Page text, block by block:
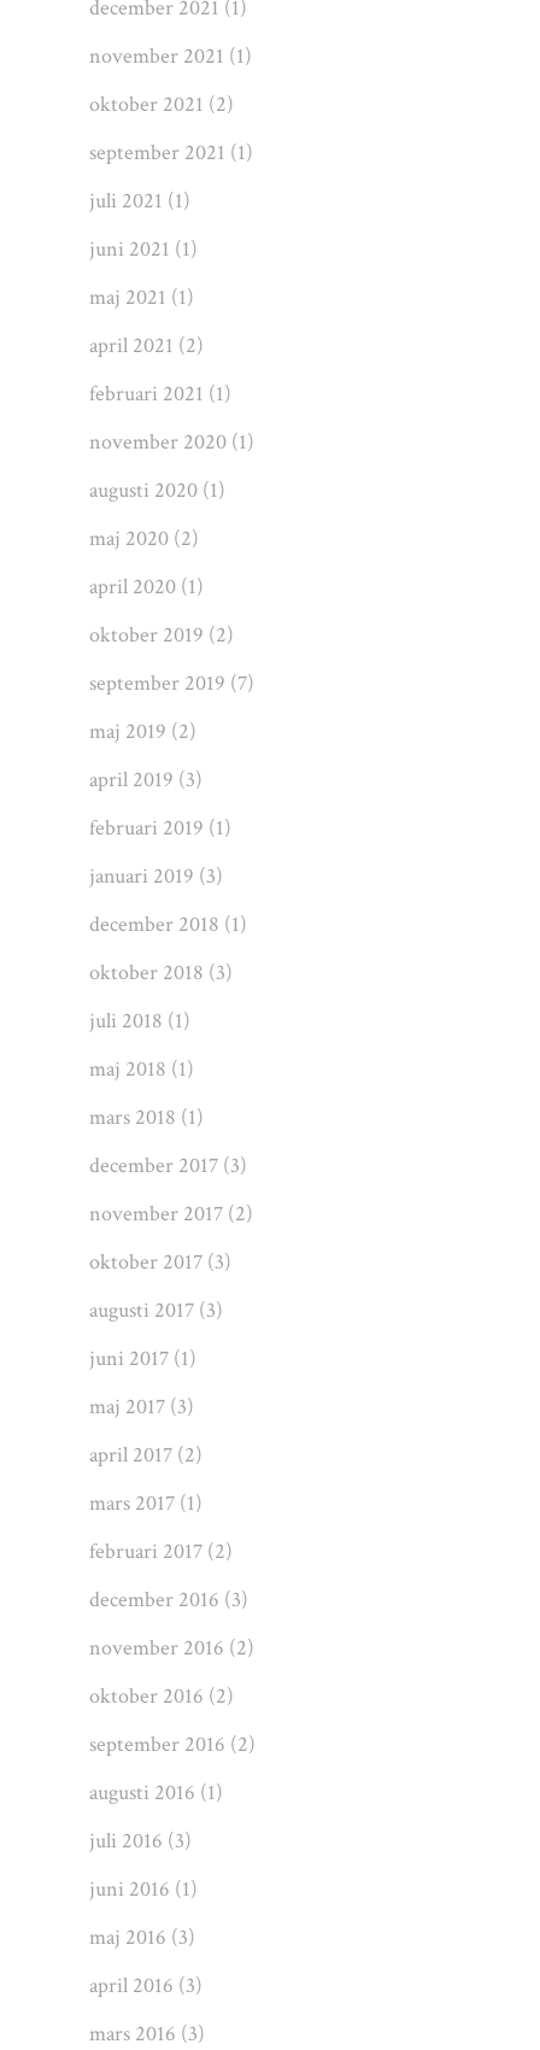
december 2021 (1)
november 2021 (1)
oktober 2021 (2)
september 2021 (1)
juli 2021 (1)
juni 2021 (1)
maj 2021 (1)
april 2021 (2)
februari 2021 (1)
november 2020 (1)
augusti 2020 (1)
maj 2020 (2)
april 2020 (1)
oktober 2019 (2)
september 2019 (7)
maj 2019 (2)
april 2019 (3)
februari 2019 (1)
januari 2019 (3)
december 2018 (1)
oktober 2018 (3)
juli 2018 (1)
maj 2018 (1)
mars 2018 (1)
december 2017 (3)
november 2017 (2)
oktober 2017 (3)
augusti 2017 (3)
juni 2017 (1)
maj 2017 (3)
april 2017 (2)
mars 2017 (1)
februari 2017 (2)
december 2016 (3)
november 2016 (2)
oktober 2016 (2)
september 2016 (2)
augusti 2016 (1)
juli 2016 (3)
juni 2016 (1)
maj 2016 (3)
april 2016 (3)
mars 2016 (3)